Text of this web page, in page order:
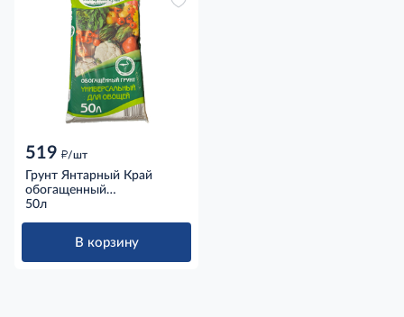
519 д/шт
Грунт Янтарный Край
обогащенный
универсальный для
50л
В корзину